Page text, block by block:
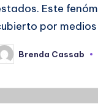
Este
por
Brenda Cassab